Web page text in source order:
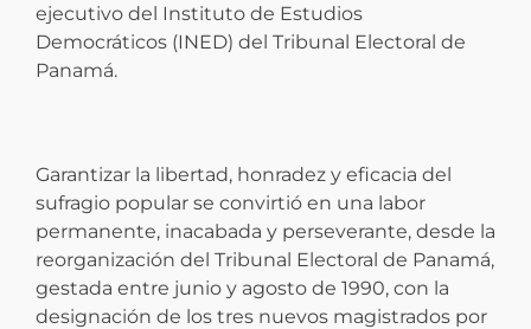
ejecutivo del Instituto de Estudios
Democráticos (INED) del Tribunal Electoral de
Panamá.
Garantizar la libertad, honradez y eficacia del
sufragio popular se convirtió en una labor
permanente, inacabada y perseverante, desde la
reorganización del Tribunal Electoral de Panamá,
gestada entre junio y agosto de 1990, con la
designación de los tres nuevos magistrados por